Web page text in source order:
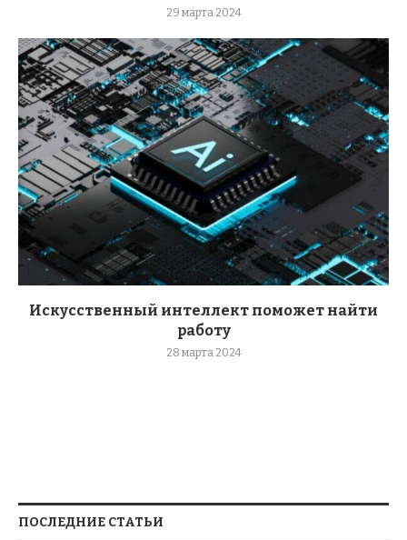
29 марта 2024
Искусственный интеллект поможет найти
работу
28 марта 2024
ПОСЛЕДНИЕ СТАТЬИ